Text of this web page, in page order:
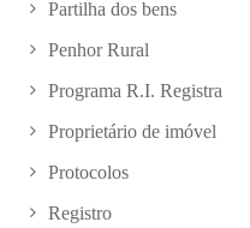
Partilha dos bens
Penhor Rural
Programa R.I. Registra
Proprietário de imóvel
Protocolos
Registro